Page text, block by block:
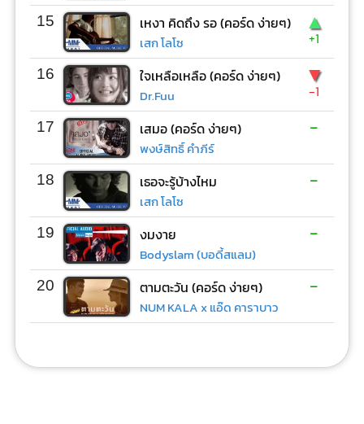
15 เหงา คิดถึง รอ (คอร์ด ง่ายๆ)
เสก โลโซ
▲
+1
16 ใจเหลือเหลือ (คอร์ด ง่ายๆ)
Dr.Fuu
▼
-1
17 เสมอ (คอร์ด ง่ายๆ)
พงษ์สิทธิ์ คำภีร์
-
18 เธอจะรู้บ้างไหม
เสก โลโซ
-
19 งมงาย
Bodyslam (บอดี้สแลม)
-
20 ตามตะวัน (คอร์ด ง่ายๆ)
NUM KALA x แอ๊ด คาราบาว
-